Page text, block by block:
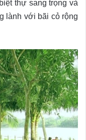
thự sang trọng và
lành với bãi cỏ rộng